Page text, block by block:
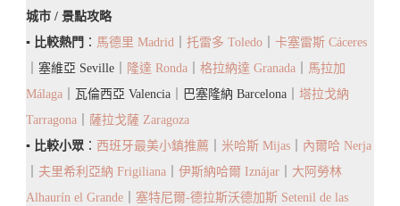
城市 / 景點攻略
▪️ 比較熱門 ： 馬德里 Madrid 托雷多 Toledo
卡塞雷斯 Cáceres
｜塞維亞 Seville｜
隆達 Ronda 格拉納達 Granada
馬拉加
Málaga ｜瓦倫西亞 Valencia｜巴塞隆納 Barcelona｜ 塔拉戈納
Tarragona
薩拉戈薩 Zaragoza
▪️ 比較小眾 ： 西班牙最美小鎮推薦 米哈斯 Mijas
內爾哈 Nerja
夫里希利亞納 Frigiliana 伊斯納哈爾 Iznájar
大阿勞林
Alhaurín el Grande
塞特尼爾-德拉斯沃德加斯 Setenil de las